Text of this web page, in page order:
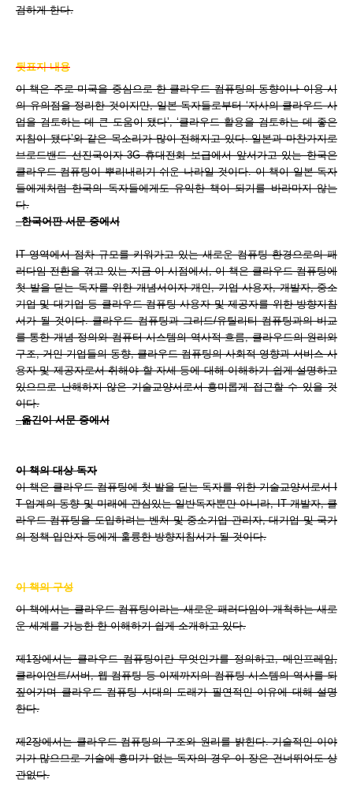
검하게 한다.
뒷표지 내용
이 책은 주로 미국을 중심으로 한 클라우드 컴퓨팅의 동향이나 이용 시
의 유의점을 정리한 것이지만, 일본 독자들로부터 ‘자사의 클라우드 사
업을 검토하는 데 큰 도움이 됐다’, ‘클라우드 활용을 검토하는 데 좋은
지침이 됐다’와 같은 목소리가 많이 전해지고 있다. 일본과 마찬가지로
브로드밴드 선진국이자 3G 휴대전화 보급에서 앞서가고 있는 한국은
클라우드 컴퓨팅이 뿌리내리기 쉬운 나라일 것이다. 이 책이 일본 독자
들에게처럼 한국의 독자들에게도 유익한 책이 되기를 바라마지 않는
다.
_한국어판 서문 중에서
IT 영역에서 점차 규모를 키워가고 있는 새로운 컴퓨팅 환경으로의 패
러다임 전환을 겪고 있는 지금 이 시점에서, 이 책은 클라우드 컴퓨팅에
첫 발을 딛는 독자를 위한 개념서이자 개인, 기업 사용자, 개발자, 중소
기업 및 대기업 등 클라우드 컴퓨팅 사용자 및 제공자를 위한 방향지침
서가 될 것이다. 클라우드 컴퓨팅과 그리드/유틸리티 컴퓨팅과의 비교
를 통한 개념 정의와 컴퓨터 시스템의 역사적 흐름, 클라우드의 원리와
구조, 거인 기업들의 동향, 클라우드 컴퓨팅의 사회적 영향과 서비스 사
용자 및 제공자로서 취해야 할 자세 등에 대해 이해하기 쉽게 설명하고
있으므로 난해하지 않은 기술교양서로서 흥미롭게 접근할 수 있을 것
이다.
_옮긴이 서문 중에서
이 책의 대상 독자
이 책은 클라우드 컴퓨팅에 첫 발을 딛는 독자를 위한 기술교양서로서 I
T 업계의 동향 및 미래에 관심있는 일반독자뿐만 아니라, IT 개발자, 클
라우드 컴퓨팅을 도입하려는 벤처 및 중소기업 관리자, 대기업 및 국가
의 정책 입안자 등에게 훌륭한 방향지침서가 될 것이다.
이 책의 구성
이 책에서는 클라우드 컴퓨팅이라는 새로운 패러다임이 개척하는 새로
운 세계를 가능한 한 이해하기 쉽게 소개하고 있다.
제1장에서는 클라우드 컴퓨팅이란 무엇인가를 정의하고, 메인프레임,
클라이언트/서버, 웹 컴퓨팅 등 이제까지의 컴퓨팅 시스템의 역사를 되
짚어가며 클라우드 컴퓨팅 시대의 도래가 필연적인 이유에 대해 설명
한다.
제2장에서는 클라우드 컴퓨팅의 구조와 원리를 밝힌다. 기술적인 이야
기가 많으므로 기술에 흥미가 없는 독자의 경우 이 장은 건너뛰어도 상
관없다.